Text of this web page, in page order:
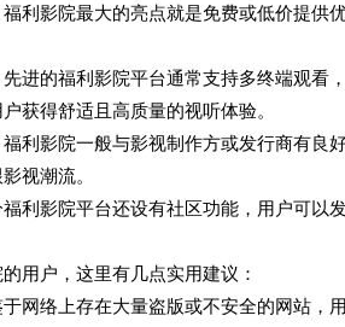
利影院最大的亮点就是免费或低价提供
进的福利影院平台通常支持多终端观看
获得舒适且高质量的视听体验。
利影院一般与影视制作方或发行商有良
视潮流。
利影院平台还设有社区功能，用户可以
用户，这里有几点实用建议：
网络上存在大量盗版或不安全的网站，